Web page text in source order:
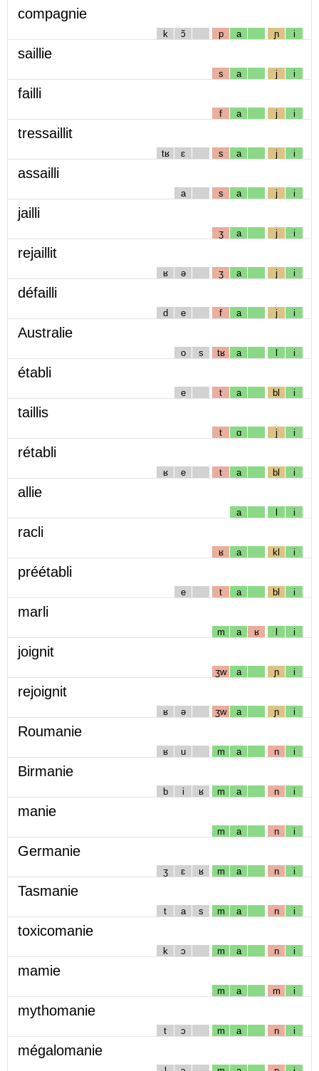
compagnie
k ɔ̃ p a ɲ i
saillie
s a j i
failli
f a j i
tressaillit
tʁ ɛ s a j i
assailli
a s a j i
jailli
ʒ a j i
rejaillit
ʁ ə ʒ a j i
défailli
d e f a j i
Australie
o s tʁ a l i
établi
e t a bl i
taillis
t ɑ j i
rétabli
ʁ e t a bl i
allie
a l i
racli
ʁ a kl i
préétabli
e t a bl i
marli
m a ʁ l i
joignit
ʒw a ɲ i
rejoignit
ʁ ə ʒw a ɲ i
Roumanie
ʁ u m a n i
Birmanie
b i ʁ m a n i
manie
m a n i
Germanie
ʒ ɛ ʁ m a n i
Tasmanie
t a s m a n i
toxicomanie
k ɔ m a n i
mamie
m a m i
mythomanie
t ɔ m a n i
mégalomanie